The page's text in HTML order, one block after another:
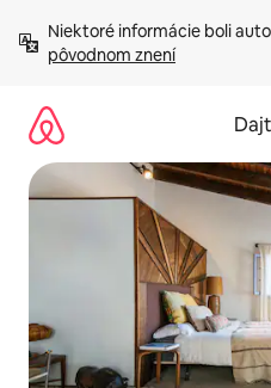
obsah.
Niektoré informácie boli
pôvodnom znení